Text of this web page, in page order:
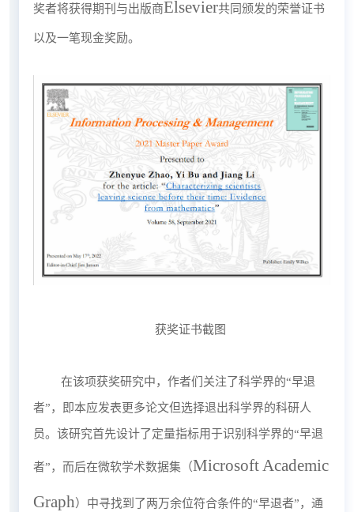
奖者将获得期刊与出版商Elsevier共同颁发的荣誉证书
以及一笔现金奖励。
获奖证书截图
在该项获奖研究中，作者们关注了科学界的“早退
者”，即本应发表更多论文但选择退出科学界的科研人
员。该研究首先设计了定量指标用于识别科学界的“早退
者”，而后在微软学术数据集（Microsoft Academic
Graph ）中寻找到了两万余位符合条件的“早退者”，通